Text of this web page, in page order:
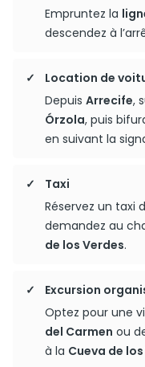
Empruntez la
descendez à
Location de
Depuis Arrecife,
Órzola, puis
en suivant la
Taxi
Réservez un taxi
demandez au
de los Verdes.
Excursion
Optez pour une
del Carmen ou
à la Cueva de